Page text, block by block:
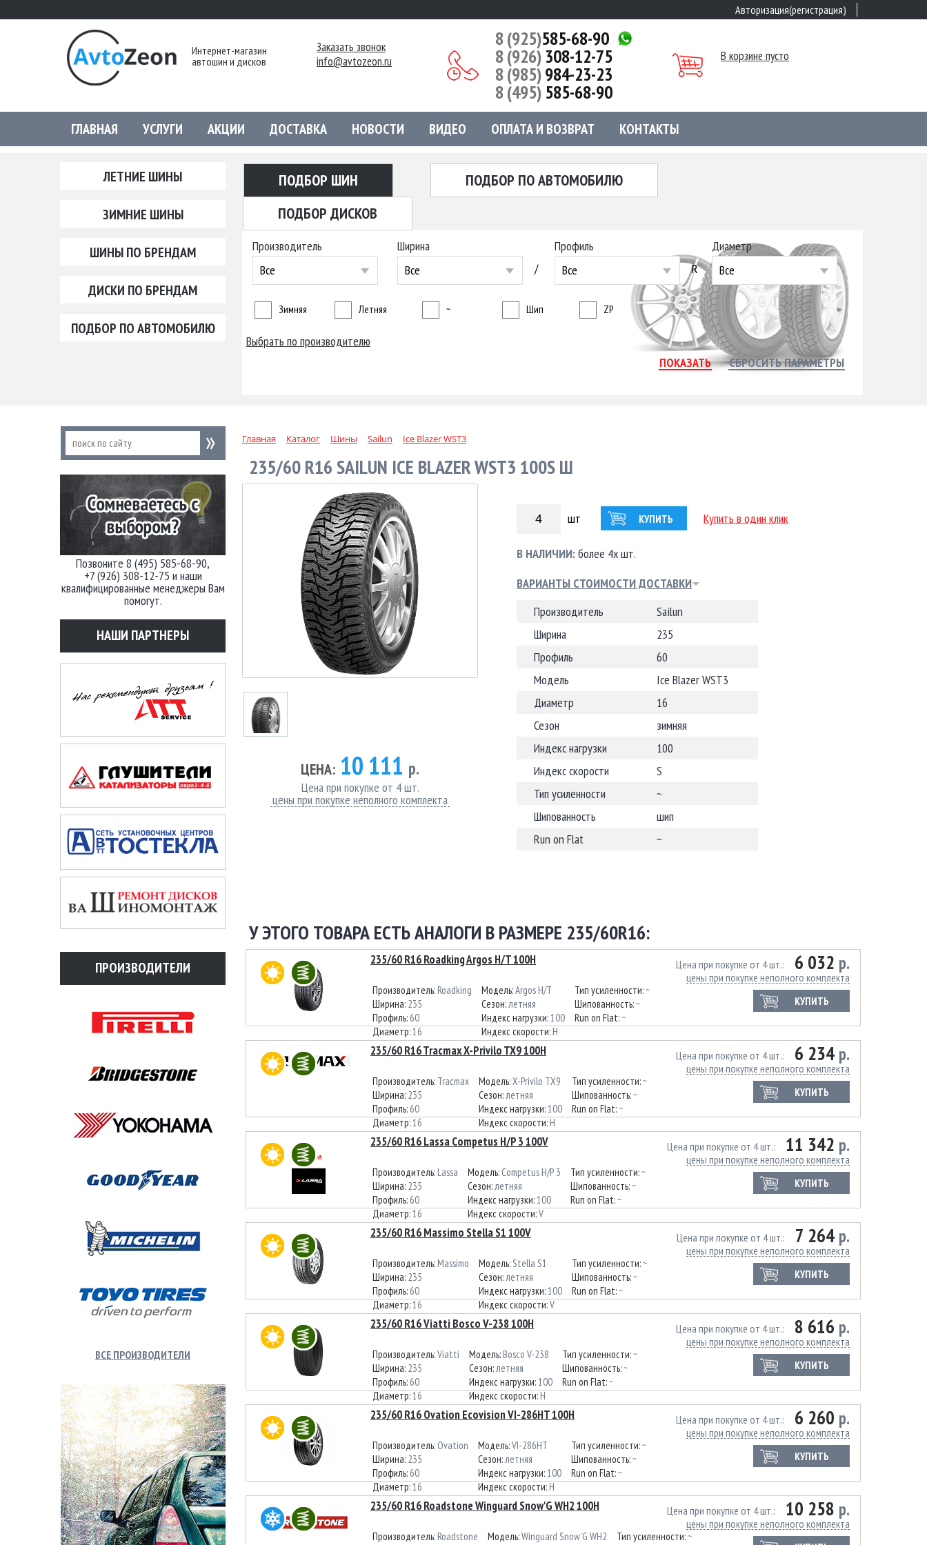
Авторизация(регистрация)
Интернет-магазин
автошин и дисков
Заказать звонок
info@avtozeon.ru
8 (925)585-68-90
8 (926) 308-12-75
8 (985)984-23-23
8 (495) 585-68-90
В корзине пусто
ГЛАВНАЯ УСЛУГИ АКЦИИ ДОСТАВКА НОВОСТИ ВИДЕО ОПЛАТА И ВОЗВРАТ КОНТАКТЫ
ЛЕТНИЕ ШИНЫ
ЗИМНИЕ ШИНЫ
ШИНЫ ПО БРЕНДАМ
ДИСКИ ПО БРЕНДАМ
ПОДБОР ПО АВТОМОБИЛЮ
ПОДБОР ШИН
ПОДБОР ПО АВТОМОБИЛЮ
ПОДБОР ДИСКОВ
Производитель
Все
Ширина
Все
/
Профиль
Все
R
Диаметр
Все
Зимняя Летняя ~ Шип ZP
Выбрать по производителю
Позвоните 8 (495) 585-68-90,
+7 (926) 308-12-75 и наши
квалифицированные менеджеры Вам
помогут.
НАШИ ПАРТНЕРЫ
ПРОИЗВОДИТЕЛИ
ВСЕ ПРОИЗВОДИТЕЛИ
Главная Каталог Шины Sailun Ice Blazer WST3
235/60 R16 SAILUN ICE BLAZER WST3 100S Ш
ЦЕНА: 10 111 р.
Цена при покупке от 4 шт.
цены при покупке неполного комплекта
шт КУПИТЬ Купить в один клик
В НАЛИЧИИ:более 4х шт.
ВАРИАНТЫ СТОИМОСТИ ДОСТАВКИ
Производитель
Sailun
Ширина
235
Профиль
60
Модель
Ice Blazer WST3
Диаметр
16
Сезон
зимняя
Индекс нагрузки
100
Индекс скорости
S
Тип усиленности
~
Шипованность
шип
Run on Flat
~
У ЭТОГО ТОВАРА ЕСТЬ АНАЛОГИ В РАЗМЕРЕ 235/60R16:
235/60 R16 Roadking Argos H/T 100H 6 032 р.
Цена при покупке от 4 шт.
цены при покупке неполного комплекта
КУПИТЬ
Производитель: Roadking
Ширина: 235
Профиль: 60
Диаметр:16
Модель:Argos H/T
Сезон:летняя
Индекс нагрузки:100
Индекс скорости: H
Тип усиленности:~
Шипованность:~
Run on Flat:~
235/60 R16 Tracmax X-Privilo TX9 100H 6 234 р.
Цена при покупке от 4 шт.
цены при покупке неполного комплекта
КУПИТЬ
Производитель: Tracmax
Ширина: 235
Профиль: 60
Диаметр:16
Модель:X-Privilo TX9
Сезон:летняя
Индекс нагрузки:100
Индекс скорости: H
Тип усиленности:~
Шипованность:~
Run on Flat:~
235/60 R16 Lassa Competus H/P 3 100V 11 342 р.
Цена при покупке от 4 шт.
цены при покупке неполного комплекта
КУПИТЬ
Производитель: Lassa
Ширина: 235
Профиль: 60
Диаметр:16
Модель: Competus H/P 3
Сезон:летняя
Индекс нагрузки:100
Индекс скорости:V
Тип усиленности:~
Шипованность:~
Run on Flat:~
235/60 R16 Massimo Stella S1 100V 7 264 р.
Цена при покупке от 4 шт.
цены при покупке неполного комплекта
КУПИТЬ
Производитель: Massimo
Ширина: 235
Профиль: 60
Диаметр:16
Модель:Stella S1
Сезон:летняя
Индекс нагрузки:100
Индекс скорости:V
Тип усиленности:~
Шипованность:~
Run on Flat:~
235/60 R16 Viatti Bosco V-238 100H 8 616 р.
Цена при покупке от 4 шт.
цены при покупке неполного комплекта
КУПИТЬ
Производитель:Viatti
Ширина: 235
Профиль: 60
Диаметр:16
Модель: Bosco V-238
Сезон:летняя
Индекс нагрузки:100
Индекс скорости: H
Тип усиленности:~
Шипованность:~
Run on Flat:~
235/60 R16 Ovation Ecovision VI-286HT 100H 6 260 р.
Цена при покупке от 4 шт.
цены при покупке неполного комплекта
КУПИТЬ
Производитель: Ovation
Ширина: 235
Профиль: 60
Диаметр:16
Модель:VI-286HT
Сезон:летняя
Индекс нагрузки:100
Индекс скорости: H
Тип усиленности:~
Шипованность:~
Run on Flat:~
235/60 R16 Roadstone Winguard Snow'G WH2 100H 10 258 р.
Цена при покупке от 4 шт.
цены при покупке неполного комплекта
Производитель: Roadstone
Модель:Winguard Snow'G WH2
Тип усиленности:~